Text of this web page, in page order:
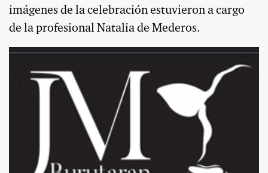
imágenes de la celebración estuvieron a cargo
de la profesional Natalia de Mederos.